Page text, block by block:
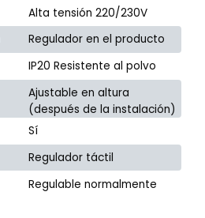
Alta tensión 220/230V
Regulador en el producto
IP20 Resistente al polvo
Ajustable en altura
(después de la instalación)
Sí
Regulador táctil
Regulable normalmente